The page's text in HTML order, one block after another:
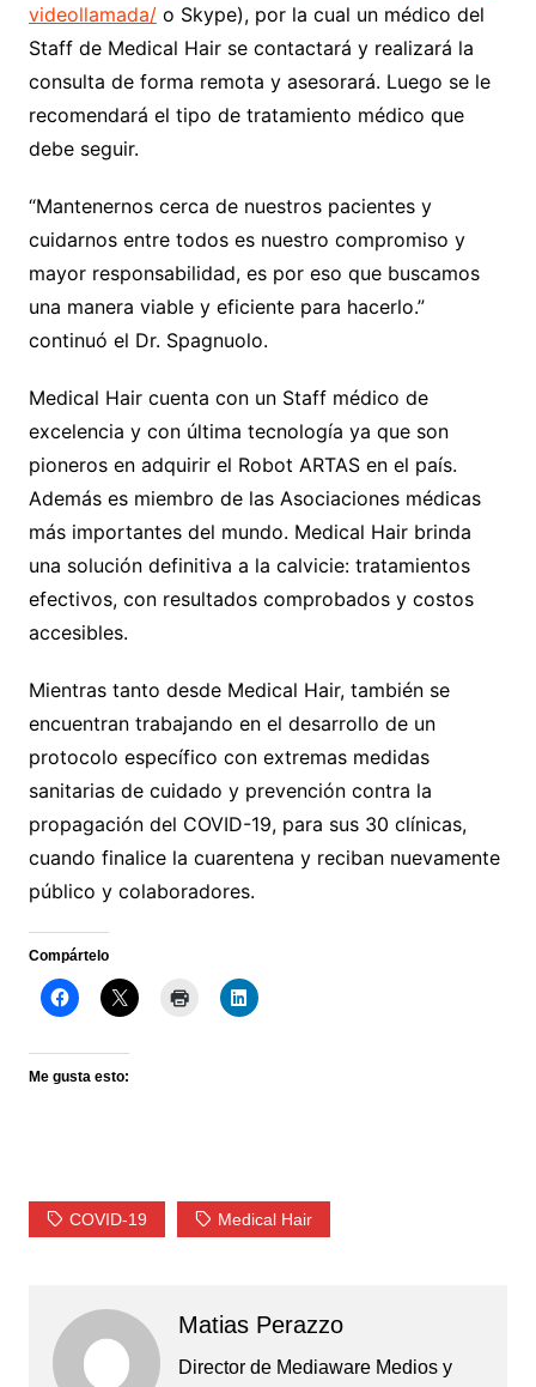
videollamada/o Skype), por la cual un médico del
Staff de Medical Hair se contactará y realizará la
consulta de forma remota y asesorará. Luego se le
recomendará el tipo de tratamiento médico que
debe seguir.
“Mantenernos cerca de nuestros pacientes y
cuidarnos entre todos es nuestro compromiso y
mayor responsabilidad, es por eso que buscamos
una manera viable y eficiente para hacerlo.”
continuó el Dr. Spagnuolo.
Medical Hair cuenta con un Staff médico de
excelencia y con última tecnología ya que son
pioneros en adquirir el Robot ARTAS en el país.
Además es miembro de las Asociaciones médicas
más importantes del mundo. Medical Hair brinda
una solución definitiva a la calvicie: tratamientos
efectivos, con resultados comprobados y costos
accesibles.
Mientras tanto desde Medical Hair, también se
encuentran trabajando en el desarrollo de un
protocolo específico con extremas medidas
sanitarias de cuidado y prevención contra la
propagación del COVID-19, para sus 30 clínicas,
cuando finalice la cuarentena y reciban nuevamente
público y colaboradores.
Compártelo
Me gusta esto:
COVID-19 Medical Hair
Matias Perazzo
Director de Mediaware Medios y